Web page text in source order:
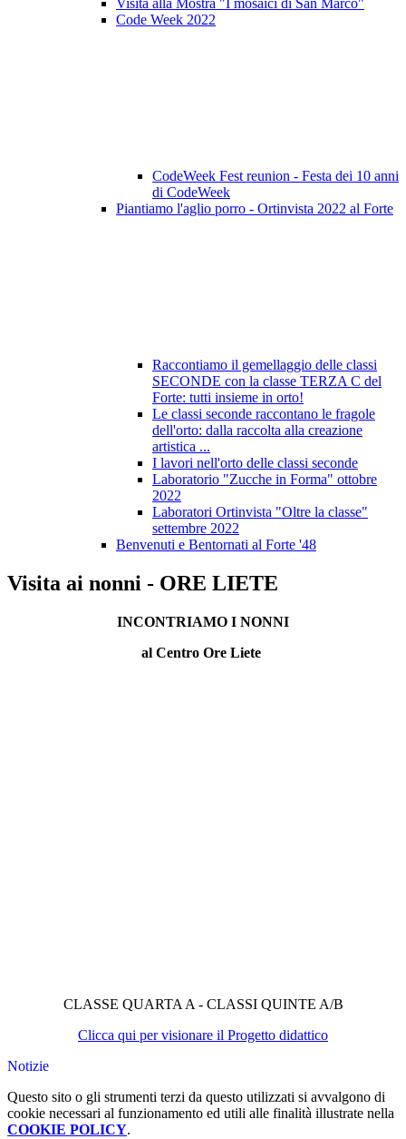
Visita alla Mostra "I mosaici di San Marco"
Code Week 2022
CodeWeek Fest reunion - Festa dei 10 anni
di CodeWeek
Piantiamo l'aglio porro - Ortinvista 2022 al Forte
Raccontiamo il gemellaggio delle classi
SECONDE con la classe TERZA C del
Forte: tutti insieme in orto!
Le classi seconde raccontano le fragole
dell'orto: dalla raccolta alla creazione
artistica ...
I lavori nell'orto delle classi seconde
Laboratorio "Zucche in Forma" ottobre
2022
Laboratori Ortinvista "Oltre la classe"
settembre 2022
Benvenuti e Bentornati al Forte '48
Visita ai nonni - ORE LIETE
INCONTRIAMO I NONNI
al Centro Ore Liete
CLASSE QUARTA A - CLASSI QUINTE A/B
Clicca qui per visionare il Progetto didattico
Notizie
Questo sito o gli strumenti terzi da questo utilizzati si avvalgono di
cookie necessari al funzionamento ed utili alle finalità illustrate nella
COOKIE POLICY.